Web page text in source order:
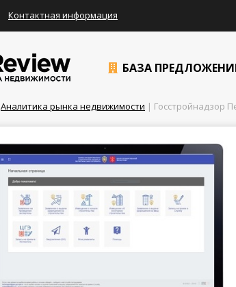
Контактная информация
БАЗА
Аналитика рынка недвижимости | Госстройнадзор